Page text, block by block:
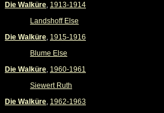
Die Walküre, 1913-1914
Landshoff Else
Die Walküre, 1915-1916
Blume Else
Die Walküre, 1960-1961
Siewert Ruth
Die Walküre, 1962-1963